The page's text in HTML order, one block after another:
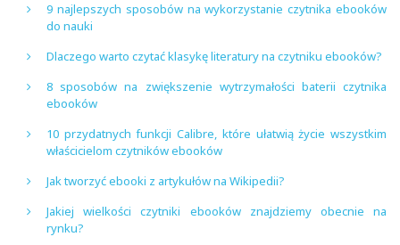
9 najlepszych sposobów na wykorzystanie czytnika ebooków
do nauki
Dlaczego warto czytać klasykę literatury na czytniku ebooków?
8 sposobów na zwiększenie wytrzymałości baterii czytnika
ebooków
10 przydatnych funkcji Calibre, które ułatwią życie wszystkim
właścicielom czytników ebooków
Jak tworzyć ebooki z artykułów na Wikipedii?
Jakiej wielkości czytniki ebooków znajdziemy obecnie na
rynku?